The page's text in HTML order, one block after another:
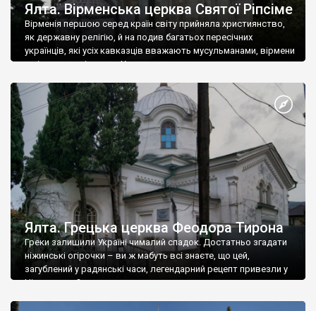
Ялта. Вірменська церква Святої Ріпсіме
Вірменія першою серед країн світу прийняла християнство,
як державну релігію, й на подив багатьох пересічних
українців, які усіх кавказців вважають мусульманами, вірмени
є відданими вірянами Христа
Ялта. Грецька церква Феодора Тирона
Греки залишили Україні чималий спадок. Достатньо згадати
ніжинські огірочки – ви ж мабуть всі знаєте, що цей,
загублений у радянські часи, легендарний рецепт привезли у
Ніжин греки?